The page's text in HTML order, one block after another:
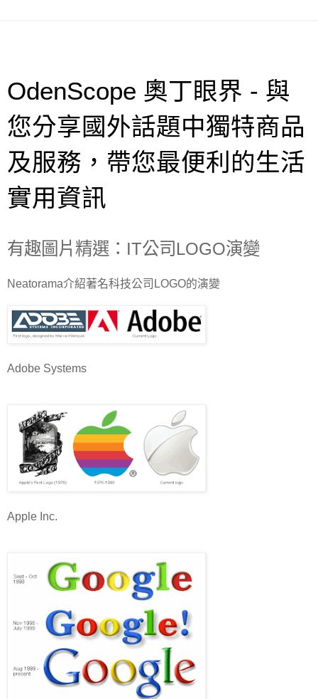
OdenScope 奧丁眼界 - 與
您分享國外話題中獨特商品
及服務，帶您最便利的生活
實用資訊
有趣圖片精選：IT公司LOGO演變
Neatorama介紹著名科技公司LOGO的演變
Adobe Systems
Apple Inc.